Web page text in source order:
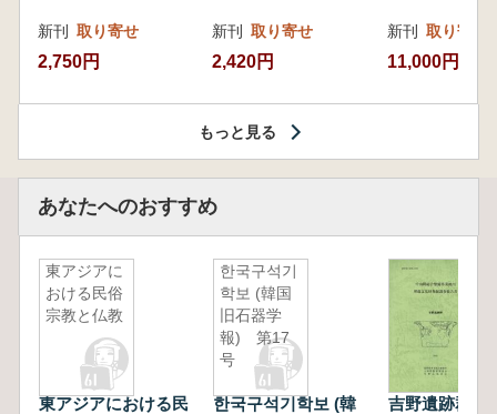
新刊 取り寄せ
2,750円
新刊 取り寄せ
2,420円
新刊 取り寄せ
11,000円
もっと見る
あなたへのおすすめ
東アジアに
おける民俗
宗教と仏教
東アジアにおける民
한국구석기
학보 (韓国
旧石器学
報) 第17
号
한국구석기학보 (韓
吉野遺跡群